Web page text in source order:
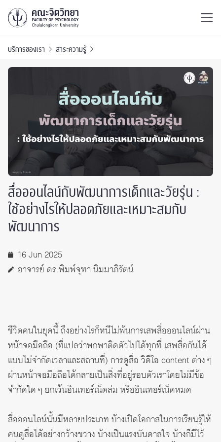
บริการของเรา สาระความรู้
สื่อออนไลน์กับพัฒนาการเด็กและวัยรุ่น :
ใช้อย่างไรให้ปลอดภัยและเหมาะสมกับ
พัฒนาการ
16 Jun 2025
อาจารย์ ดร.พิมพ์จุฑา นิมมาภิรัตน์
ชีวิตคนในยุคนี้ ถึงอย่างไรก็หนีไม่พ้นการเสพสื่อออนไลน์ผ่าน
หน้าจอมือถือ (ที่แปลว่าพกพาติดตัวไปได้ทุกที่ เสพสื่อกันได้
แบบไม่จำกัดเวลาและสถานที่) การดูสื่อ วิดีโอ content ต่าง ๆ
ผ่านหน้าจอมือถือได้กลายเป็นสิ่งที่อยู่รอบตัวเราโดยไม่มีข้อ
จำกัดใด ๆ ยกเว้นอินเทอร์เน็ตล่ม หรืออินเทอร์เน็ตหมด
สื่อออนไลน์นั้นมีหลายประเภท บ้างเปิดโอกาสในการเรียนรู้ให้
คนดูสื่อได้อย่างกว้างขวาง บ้างเป็นแรงบันดาลใจ บ้างก็มีไว้